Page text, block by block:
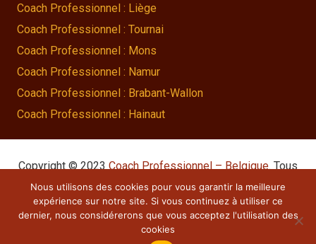
Coach Professionnel : Liège
Coach Professionnel : Tournai
Coach Professionnel : Mons
Coach Professionnel : Namur
Coach Professionnel : Brabant-Wallon
Coach Professionnel : Hainaut
Copyright © 2023Coach Professionnel – Belgique. Tous
droits réservés.
Powered byProcurion – Services pour psychologues,
psychothérapeutes et hypnothérapeutes.
Nous utilisons des cookies pour vous garantir la meilleure
expérience sur notre site. Si vous continuez à utiliser ce
dernier, nous considérerons que vous acceptez l'utilisation des
cookies